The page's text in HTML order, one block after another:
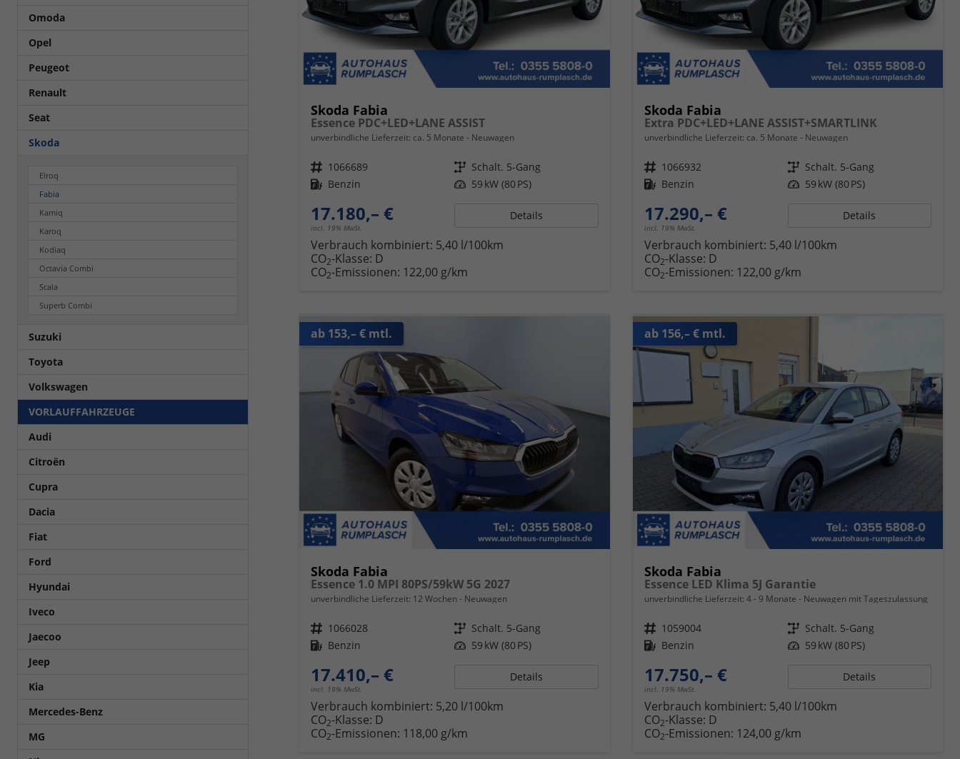
Skoda Fabia
Essence PDC+LED+LANE ASSIST
unverbindliche Lieferzeit: ca. 5 Monate Neuwagen
Fahrzeugnr. 1066689 Getriebe Schalt. 5-Gang
Kraftstoff Benzin Leistung 59 kW (80 PS)
17.180,– €
incl. 19% MwSt.
Details
Verbrauch kombiniert: 5,40 l/100km
CO2-Klasse: D
CO2-Emissionen: 122,00 g/km
Skoda Fabia
Extra PDC+LED+LANE ASSIST+SMARTLINK
unverbindliche Lieferzeit: ca. 5 Monate Neuwagen
Fahrzeugnr. 1066932 Getriebe Schalt. 5-Gang
Kraftstoff Benzin Leistung 59 kW (80 PS)
17.290,– €
incl. 19% MwSt.
Details
Verbrauch kombiniert: 5,40 l/100km
CO2-Klasse: D
CO2-Emissionen: 122,00 g/km
ab 153,– € mtl.
Skoda Fabia
Essence 1.0 MPI 80PS/59kW 5G 2027
unverbindliche Lieferzeit: 12 Wochen Neuwagen
Fahrzeugnr. 1066028 Getriebe Schalt. 5-Gang
Kraftstoff Benzin Leistung 59 kW (80 PS)
17.410,– €
incl. 19% MwSt.
Details
Verbrauch kombiniert: 5,20 l/100km
CO2-Klasse: D
CO2-Emissionen: 118,00 g/km
ab 156,– € mtl.
Skoda Fabia
Essence LED Klima 5J Garantie
unverbindliche Lieferzeit: 4 - 9 Monate Neuwagen mit Tageszulassung
Fahrzeugnr. 1059004 Getriebe Schalt. 5-Gang
Kraftstoff Benzin Leistung 59 kW (80 PS)
17.750,– €
incl. 19% MwSt.
Details
Verbrauch kombiniert: 5,40 l/100km
CO2-Klasse: D
CO2-Emissionen: 124,00 g/km
Omoda
Opel
Peugeot
Renault
Seat
Skoda
Elroq
Fabia
Kamiq
Karoq
Kodiaq
Octavia Combi
Scala
Superb Combi
Suzuki
Toyota
Volkswagen
VORLAUFFAHRZEUGE
Audi
Citroën
Cupra
Dacia
Fiat
Ford
Hyundai
Iveco
Jaecoo
Jeep
Kia
Mercedes-Benz
MG